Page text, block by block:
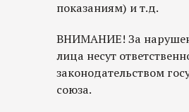
показаниям) и т.д.
ВНИМАНИЕ! За
лица несут
законодательством
союза.